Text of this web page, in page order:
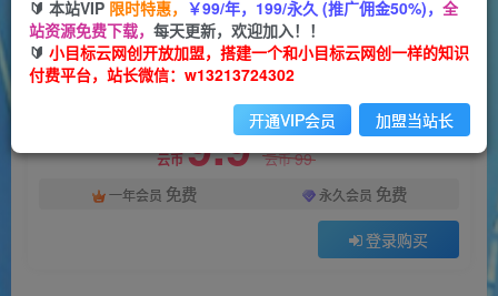
2 0
此内容为付费资源，请付费后查看
云币9.9 限时特惠
云币99
一年会员 免费 永久会员 免费
登录购买
付费资源
🔰 本站VIP 限时特惠， ￥99/年，199/永久 (推广佣金50%)， 全
站资源免费下载， 每天更新，欢迎加入！！
🔰 小目标云网创开放加盟，搭建一个和小目标云网创一样的知识
付费平台，站长微信：w13213724302
开通VIP会员 加盟当站长